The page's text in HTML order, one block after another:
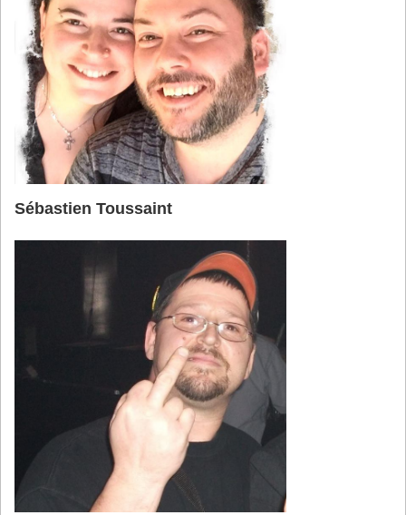
Sébastien Toussaint